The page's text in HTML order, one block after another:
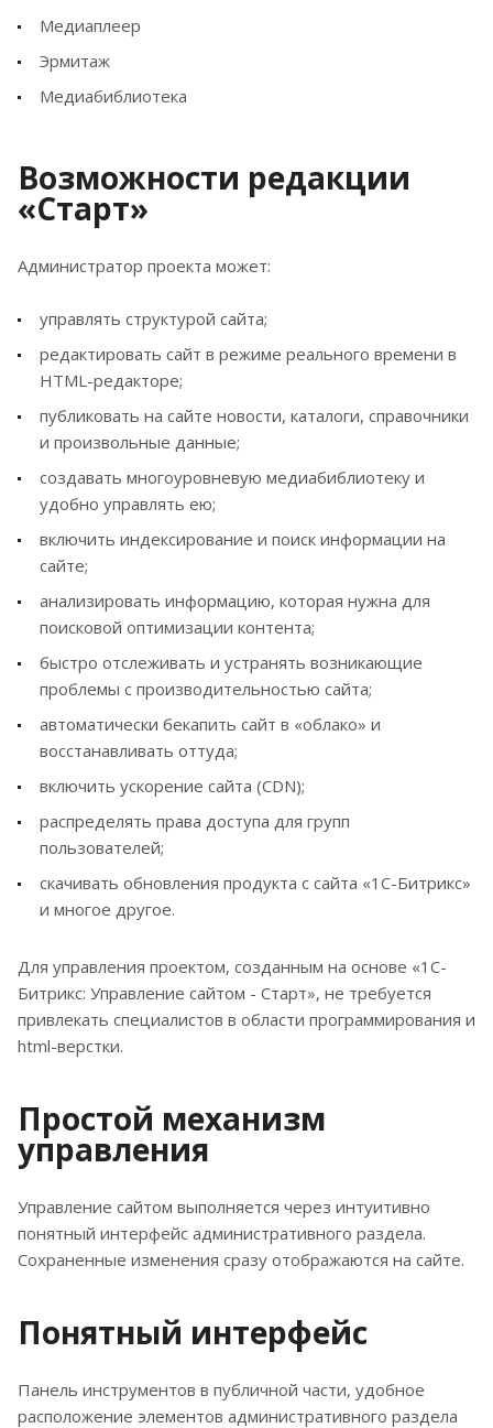
Медиаплеер
Эрмитаж
Медиабиблиотека
Возможности редакции
«Старт»
Администратор проекта может:
управлять структурой сайта;
редактировать сайт в режиме реального времени в
HTML-редакторе;
публиковать на сайте новости, каталоги, справочники
и произвольные данные;
создавать многоуровневую медиабиблиотеку и
удобно управлять ею;
включить индексирование и поиск информации на
сайте;
анализировать информацию, которая нужна для
поисковой оптимизации контента;
быстро отслеживать и устранять возникающие
проблемы с производительностью сайта;
автоматически бекапить сайт в «облако» и
восстанавливать оттуда;
включить ускорение сайта (CDN);
распределять права доступа для групп
пользователей;
скачивать обновления продукта с сайта «1C-Битрикс»
и многое другое.
Для управления проектом, созданным на основе «1С-
Битрикс: Управление сайтом - Старт», не требуется
привлекать специалистов в области программирования и
html-верстки.
Простой механизм
управления
Управление сайтом выполняется через интуитивно
понятный интерфейс административного раздела.
Сохраненные изменения сразу отображаются на сайте.
Понятный интерфейс
Панель инструментов в публичной части, удобное
расположение элементов административного раздела